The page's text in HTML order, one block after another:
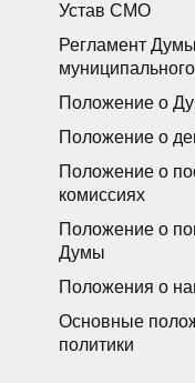
Устав СМО
Регламент
муниципального
Положение о
Положение о
Положение о
комиссиях
Положение о
Думы
Положения о
Основные
политики